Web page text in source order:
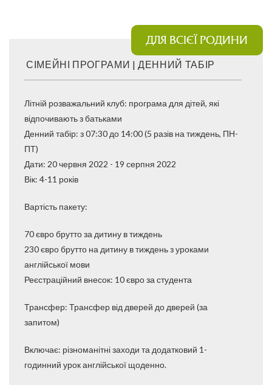
ДЛЯ ВСІЄЇ РОДИНИ
СІМЕЙНІ ПРОГРАМИ | ДЕННИЙ ТАБІР
Літній розважальний клуб: програма для дітей, які
відпочивають з батьками
Денний табір: з 07:30 до 14:00 (5 разів на тиждень, ПН-
ПТ)
Дати: 20 червня 2022 - 19 серпня 2022
Вік: 4-11 років
Вартість пакету:
70 євро брутто за дитину в тиждень
230 євро брутто на дитину в тиждень з уроками
англійської мови
​​​​​​​Реєстраційний внесок: 10 євро за студента
Трансфер: Трансфер від дверей до дверей (за
запитом)
Включає: різноманітні заходи та додатковий 1-
годинний урок англійської щоденно.